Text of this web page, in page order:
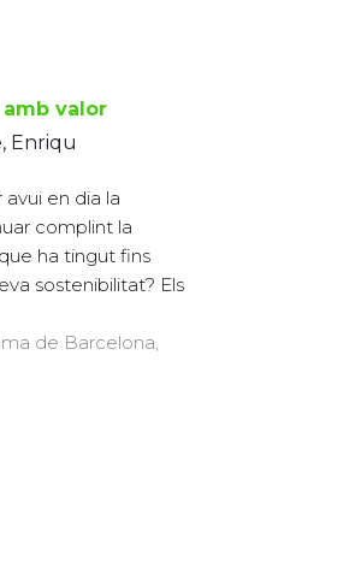
valor
Enriqu
en dia la
complint la
ha tingut fins
sostenibilitat? Els
de Barcelona,